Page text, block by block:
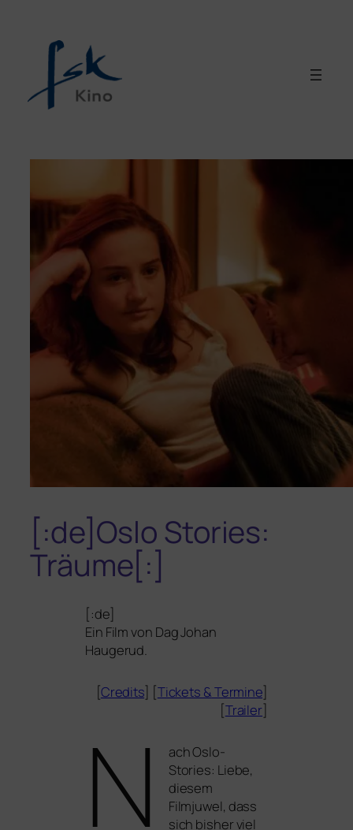
[:de]Oslo Stories:
Träume[:]
[:de]
Ein Film von Dag Johan
Haugerud.
[Credits] [Tickets &Termine]
[Trailer]
N achOslo-
Stories: Liebe,
die­sem
Filmjuwel, dass
sich bis­her viel